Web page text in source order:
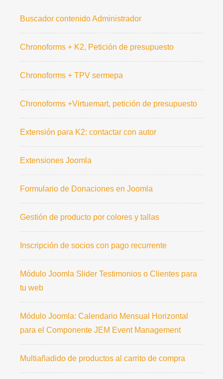
Buscador contenido Administrador
Chronoforms + K2, Petición de presupuesto
Chronoforms + TPV sermepa
Chronoforms +Virtuemart, petición de presupuesto
Extensión para K2: contactar con autor
Extensiones Joomla
Formulario de Donaciones en Joomla
Gestión de producto por colores y tallas
Inscripción de socios con pago recurrente
Módulo Joomla Slider Testimonios o Clientes para
tu web
Módulo Joomla: Calendario Mensual Horizontal
para el Componente JEM Event Management
Multiañadido de productos al carrito de compra